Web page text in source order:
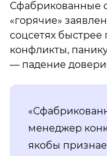
Сфабрикованные
«горячие»
соцсетях
конфликты,
— падение
менеджер
якобы